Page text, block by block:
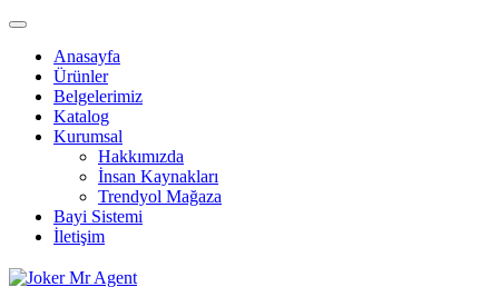
Anasayfa
Ürünler
Belgelerimiz
Katalog
Kurumsal
Hakkımızda
İnsan Kaynakları
Trendyol Mağaza
Bayi Sistemi
İletişim